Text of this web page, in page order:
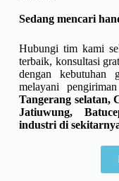
Sedang mencari
Hubungi tim kami
terbaik, konsultasi
dengan kebutuhan
melayani
Tangerang selatan,
Jatiuwung,
industri di